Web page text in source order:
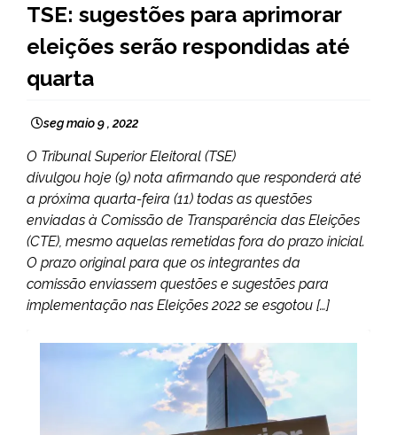
NOTÍCIAS
TSE: sugestões para aprimorar
eleições serão respondidas até
quarta
seg maio 9 , 2022
O Tribunal Superior Eleitoral (TSE)
divulgou hoje (9) nota afirmando que responderá até
a próxima quarta-feira (11) todas as questões
enviadas à Comissão de Transparência das Eleições
(CTE), mesmo aquelas remetidas fora do prazo inicial.
O prazo original para que os integrantes da
comissão enviassem questões e sugestões para
implementação nas Eleições 2022 se esgotou […]